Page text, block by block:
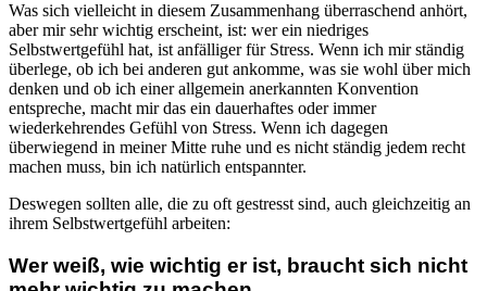
Was sich vielleicht in diesem Zusammenhang überraschend anhört,
aber mir sehr wichtig erscheint, ist: wer ein niedriges
Selbstwertgefühl hat, ist anfälliger für Stress. Wenn ich mir ständig
überlege, ob ich bei anderen gut ankomme, was sie wohl über mich
denken und ob ich einer allgemein anerkannten Konvention
entspreche, macht mir das ein dauerhaftes oder immer
wiederkehrendes Gefühl von Stress. Wenn ich dagegen
überwiegend in meiner Mitte ruhe und es nicht ständig jedem recht
machen muss, bin ich natürlich entspannter.
Deswegen sollten alle, die zu oft gestresst sind, auch gleichzeitig an
ihrem Selbstwertgefühl arbeiten:
Wer weiß, wie wichtig er ist, braucht sich nicht